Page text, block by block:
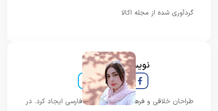
گردآوری شده از مجله اکالا
نویسنده و خبرنگار
طراحان خلاقی و فرهنگ پیشرو در زبان فارسی ایجاد کرد. در